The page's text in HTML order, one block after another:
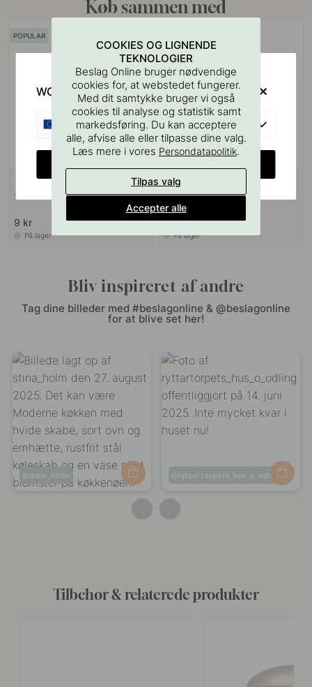
Køb sammen med
POPULAR
Ansatsskrue M4x50mm 1stk
9 kr
På lager
Boreskabelonen til Greb &
Knopper
55 kr
På lager
Bliv inspireret af andre
Tag dine billeder med #beslagonline & @beslagonline
for at blive set her!
Opslag
stina_holm
Opslag
ryttartorpets_hus_o_odling
Tilbehør & relaterede produkter
COOKIES OG LIGNENDE
TEKNOLOGIER
Beslag Online bruger nødvendige
cookies for, at webstedet fungerer.
Med dit samtykke bruger vi også
cookies til analyse og statistik samt
markedsføring. Du kan acceptere
alle, afvise alle eller tilpasse dine valg.
Læs mere i vores Persondatapolitik.
Tilpas valg
Accepter alle
WOULD YOU RATHER VISIT?
EU